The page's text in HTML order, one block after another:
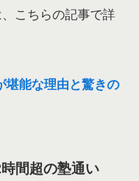
こちらの記事で詳
堪能な理由と驚きの
間超の塾通い